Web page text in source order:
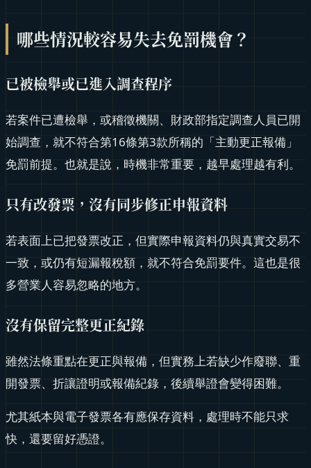
哪些情況較容易失去免罰機會？
已被檢舉或已進入調查程序
若案件已遭檢舉，或稽徵機關、財政部指定調查人員已開
始調查，就不符合第16條第3款所稱的「主動更正報備」
免罰前提。也就是說，時機非常重要，越早處理越有利。
只有改發票，沒有同步修正申報資料
若表面上已把發票改正，但實際申報資料仍與真實交易不
一致，或仍有短漏報稅額，就不符合免罰要件。這也是很
多營業人容易忽略的地方。
沒有保留完整更正紀錄
雖然法條重點在更正與報備，但實務上若缺少作廢聯、重
開發票、折讓證明或報備紀錄，後續舉證會變得困難。
尤其紙本與電子發票各有應保存資料，處理時不能只求
快，還要留好憑證。